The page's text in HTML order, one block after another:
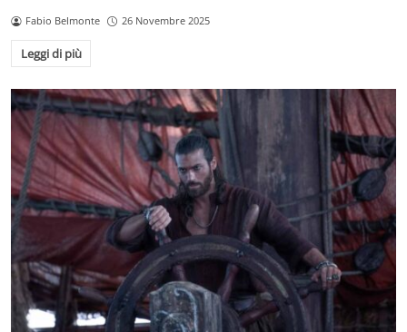
Fabio Belmonte 26 Novembre 2025
Leggi di più